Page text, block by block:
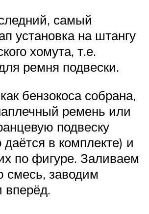
самый
установка на штангу
хомута, т.е.
ремня подвески.
бензокоса собрана,
ремень или
подвеску
даётся в комплекте) и
по фигуре. Заливаем
смесь, заводим
вперёд.